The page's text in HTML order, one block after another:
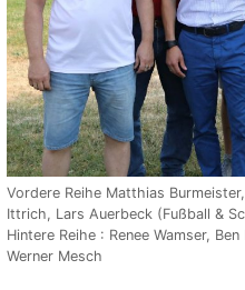
Vordere Reihe Matthias
Ittrich, Lars Auerbeck (Fußball &
Hintere Reihe : Renee Wamser,
Werner Mesch